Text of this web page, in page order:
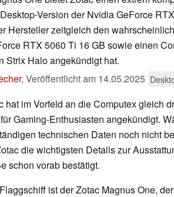
Version der Nvidia GeForce
Hersteller zeitgleich den
RTX 5060 Ti 16 GB sowie einen
Strix Halo angekündigt hat.
, Veröffentlicht am 14.05.2025
hat im Vorfeld an die Computex gleich
Gaming-Enthusiasten angekündigt.
technischen Daten noch nicht
die wichtigsten Details zur
schon vorab bestätigt.
ist der Zotac Magnus One,